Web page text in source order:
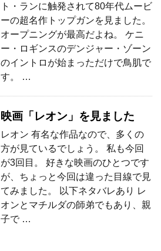
ト・ランに触発されて80年代ムービ
ーの超名作トップガンを見ました。
オープニングが最高だよね。 ケニ
ー・ロギンスのデンジャー・ゾーン
のイントロが始まっただけで鳥肌で
す。 …
映画「レオン」を見ました
レオン 有名な作品なので、多くの
方が見ているでしょう。 私も今回
が3回目。 好きな映画のひとつです
が、ちょっと今回は違った目線で見
てみました。 以下ネタバレあり レ
オンとマチルダの師弟でもあり、親
子で …